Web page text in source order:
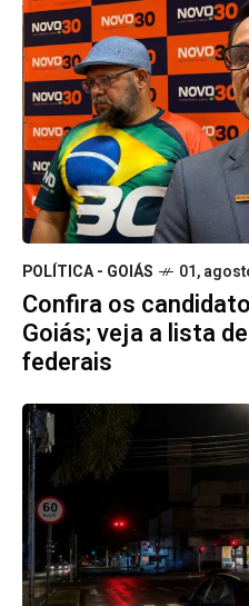
POLÍTICA - GOIÁS 01,
Confira os
Goiás; veja a lista
federais